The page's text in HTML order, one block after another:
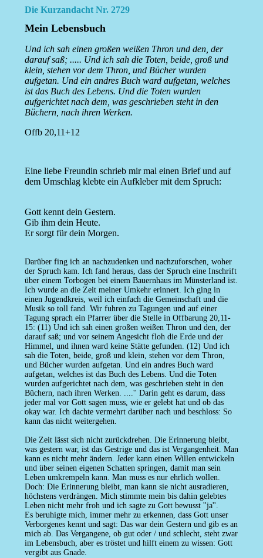
Die Kurzandacht Nr. 2729
Mein Lebensbuch
Und ich sah einen großen weißen Thron und den, der
darauf saß; ..... Und ich sah die Toten, beide, groß und
klein, stehen vor dem Thron, und Bücher wurden
aufgetan. Und ein andres Buch ward aufgetan, welches
ist das Buch des Lebens. Und die Toten wurden
aufgerichtet nach dem, was geschrieben steht in den
Büchern, nach ihren Werken.
Offb 20,11+12
Eine liebe Freundin schrieb mir mal einen Brief und auf
dem Umschlag klebte ein Aufkleber mit dem Spruch:
Gott kennt dein Gestern.
Gib ihm dein Heute.
Er sorgt für dein Morgen.
Darüber fing ich an nachzudenken und nachzuforschen, woher
der Spruch kam. Ich fand heraus, dass der Spruch eine Inschrift
über einem Torbogen bei einem Bauernhaus im Münsterland ist.
Ich wurde an die Zeit meiner Umkehr erinnert. Ich ging in
einen Jugendkreis, weil ich einfach die Gemeinschaft und die
Musik so toll fand. Wir fuhren zu Tagungen und auf einer
Tagung sprach ein Pfarrer über die Stelle in Offbarung 20,11-
15: (11) Und ich sah einen großen weißen Thron und den, der
darauf saß; und vor seinem Angesicht floh die Erde und der
Himmel, und ihnen ward keine Stätte gefunden. (12) Und ich
sah die Toten, beide, groß und klein, stehen vor dem Thron,
und Bücher wurden aufgetan. Und ein andres Buch ward
aufgetan, welches ist das Buch des Lebens. Und die Toten
wurden aufgerichtet nach dem, was geschrieben steht in den
Büchern, nach ihren Werken. ....'' Darin geht es darum, dass
jeder mal vor Gott sagen muss, wie er gelebt hat und ob das
okay war. Ich dachte vermehrt darüber nach und beschloss: So
kann das nicht weitergehen.
Die Zeit lässt sich nicht zurückdrehen. Die Erinnerung bleibt,
was gestern war, ist das Gestrige und das ist Vergangenheit. Man
kann es nicht mehr ändern. Jeder kann einen Willen entwickeln
und über seinen eigenen Schatten springen, damit man sein
Leben umkrempeln kann. Man muss es nur ehrlich wollen.
Doch: Die Erinnerung bleibt, man kann sie nicht ausradieren,
höchstens verdrängen. Mich stimmte mein bis dahin gelebtes
Leben nicht mehr froh und ich sagte zu Gott bewusst ''ja''.
Es beruhigte mich, immer mehr zu erkennen, dass Gott unser
Verborgenes kennt und sagt: Das war dein Gestern und gib es an
mich ab. Das Vergangene, ob gut oder / und schlecht, steht zwar
im Lebensbuch, aber es tröstet und hilft einem zu wissen: Gott
vergibt aus Gnade.